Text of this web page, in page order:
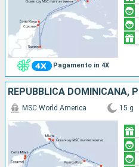
Pagamento in 4X
MSC World America 15 g